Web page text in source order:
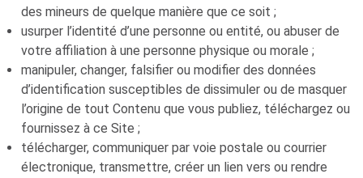
des mineurs de quelque manière que ce soit ;
usurper l’identité d’une personne ou entité, ou abuser de
votre affiliation à une personne physique ou morale ;
manipuler, changer, falsifier ou modifier des données
d’identification susceptibles de dissimuler ou de masquer
l’origine de tout Contenu que vous publiez, téléchargez ou
fournissez à ce Site ;
télécharger, communiquer par voie postale ou courrier
électronique, transmettre, créer un lien vers ou rendre